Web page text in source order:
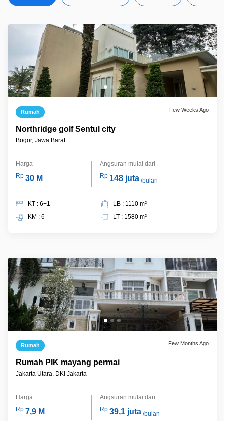
Rumah Few Weeks Ago
Northridge golf Sentul city
Bogor, Jawa Barat
Harga
Rp 30 M
Angsuran mulai dari
Rp 148 juta/bulan
KT : 6+1
KM : 6
LB : 1110 m²
LT : 1580 m²
Rumah Few Months Ago
Rumah PIK mayang permai
Jakarta Utara, DKI Jakarta
Harga
Rp 7,9 M
Angsuran mulai dari
Rp 39,1 juta/bulan